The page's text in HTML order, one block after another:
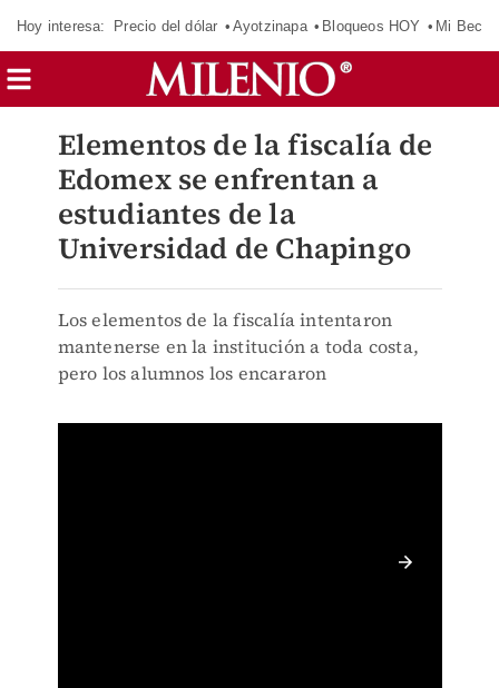
Hoy interesa: Precio del dólar Ayotzinapa Bloqueos HOY Mi Beca
Elementos de la fiscalía de
Edomex se enfrentan a
estudiantes de la
Universidad de Chapingo
Los elementos de la fiscalía intentaron
mantenerse en la institución a toda costa,
pero los alumnos los encararon